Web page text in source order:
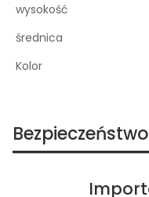
wysokość
średnica
Kolor